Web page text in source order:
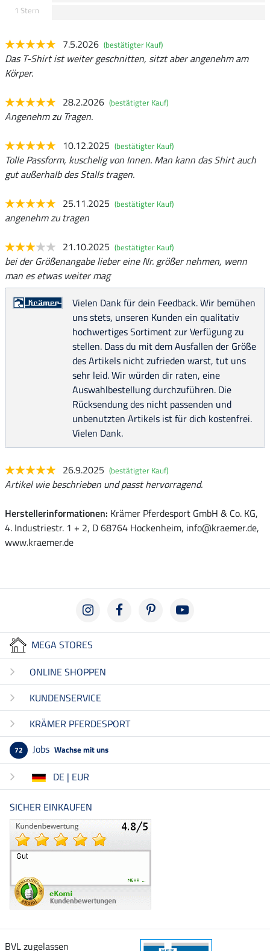
1 Stern
7.5.2026 (bestätigter Kauf)
Das T-Shirt ist weiter geschnitten, sitzt aber angenehm am
Körper.
28.2.2026 (bestätigter Kauf)
Angenehm zu Tragen.
10.12.2025 (bestätigter Kauf)
Tolle Passform, kuschelig von Innen. Man kann das Shirt auch
gut außerhalb des Stalls tragen.
25.11.2025 (bestätigter Kauf)
angenehm zu tragen
21.10.2025 (bestätigter Kauf)
bei der Größenangabe lieber eine Nr. größer nehmen, wenn
man es etwas weiter mag
Vielen Dank für dein Feedback. Wir bemühen
uns stets, unseren Kunden ein qualitativ
hochwertiges Sortiment zur Verfügung zu
stellen. Dass du mit dem Ausfallen der Größe
des Artikels nicht zufrieden warst, tut uns
sehr leid. Wir würden dir raten, eine
Auswahlbestellung durchzuführen. Die
Rücksendung des nicht passenden und
unbenutzten Artikels ist für dich kostenfrei.
Vielen Dank.
26.9.2025 (bestätigter Kauf)
Artikel wie beschrieben und passt hervorragend.
Herstellerinformationen: Krämer Pferdesport GmbH & Co. KG,
4. Industriestr. 1 + 2, D 68764 Hockenheim, info@kraemer.de,
www.kraemer.de
MEGA STORES
ONLINE SHOPPEN
KUNDENSERVICE
KRÄMER PFERDESPORT
72 Jobs Wachse mit uns
DE | EUR
SICHER EINKAUFEN
BVL zugelassen